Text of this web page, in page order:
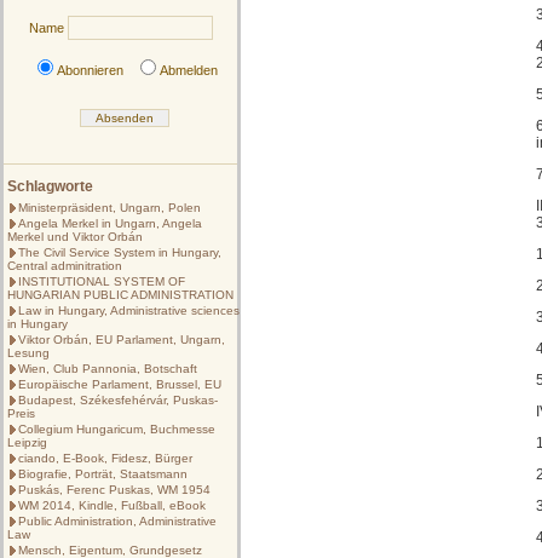
Name
Abonnieren Abmelden
Schlagworte
Ministerpräsident, Ungarn, Polen
Angela Merkel in Ungarn, Angela
Merkel und Viktor Orbán
The Civil Service System in Hungary,
Central adminitration
INSTITUTIONAL SYSTEM OF
HUNGARIAN PUBLIC ADMINISTRATION
Law in Hungary, Administrative sciences
in Hungary
Viktor Orbán, EU Parlament, Ungarn,
Lesung
Wien, Club Pannonia, Botschaft
Europäische Parlament, Brussel, EU
Budapest, Székesfehérvár, Puskas-
Preis
Collegium Hungaricum, Buchmesse
Leipzig
ciando, E-Book, Fidesz, Bürger
Biografie, Porträt, Staatsmann
Puskás, Ferenc Puskas, WM 1954
WM 2014, Kindle, Fußball, eBook
Public Administration, Administrative
Law
Mensch, Eigentum, Grundgesetz